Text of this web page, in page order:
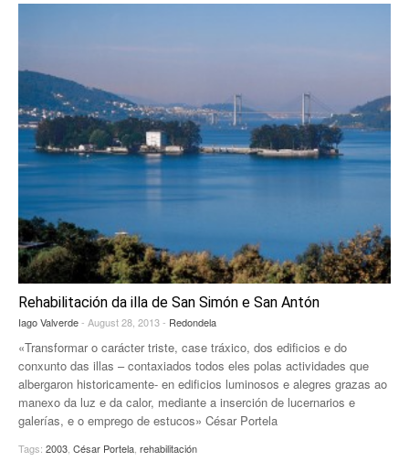
Rehabilitación da illa de San Simón e San Antón
Iago Valverde- August 28, 2013 - Redondela
«Transformar o carácter triste, case tráxico, dos edificios e do
conxunto das illas – contaxiados todos eles polas actividades que
albergaron historicamente- en edificios luminosos e alegres grazas ao
manexo da luz e da calor, mediante a inserción de lucernarios e
galerías, e o emprego de estucos» César Portela
Tags: 2003 César Portela rehabilitación